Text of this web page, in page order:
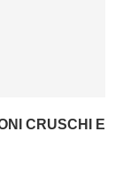
CRUSCHI E